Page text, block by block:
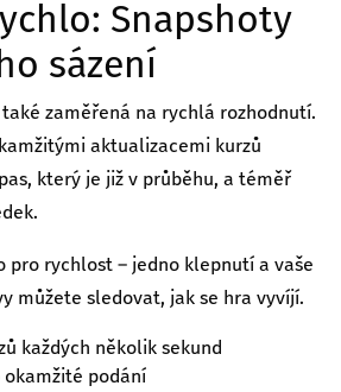
Snapshoty
sázení
zaměřená na rychlá rozhodnutí.
aktualizacemi kurzů
který je již v průběhu, a téměř
pro rychlost – jedno klepnutí a vaše
můžete sledovat, jak se hra vyvíjí.
každých několik sekund
okamžité podání